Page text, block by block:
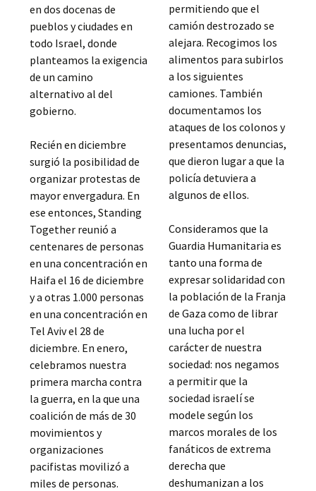
en dos docenas de
pueblos y ciudades en
todo Israel, donde
planteamos la exigencia
de un camino
alternativo al del
gobierno.
Recién en diciembre
surgió la posibilidad de
organizar protestas de
mayor envergadura. En
ese entonces, Standing
Together reunió a
centenares de personas
en una concentración en
Haifa el 16 de diciembre
y a otras 1.000 personas
en una concentración en
Tel Aviv el 28 de
diciembre. En enero,
celebramos nuestra
primera marcha contra
la guerra, en la que una
coalición de más de 30
movimientos y
organizaciones
pacifistas movilizó a
miles de personas.
permitiendo que el
camión destrozado se
alejara. Recogimos los
alimentos para subirlos
a los siguientes
camiones. También
documentamos los
ataques de los colonos y
presentamos denuncias,
que dieron lugar a que la
policía detuviera a
algunos de ellos.
Consideramos que la
Guardia Humanitaria es
tanto una forma de
expresar solidaridad con
la población de la Franja
de Gaza como de librar
una lucha por el
carácter de nuestra
sociedad: nos negamos
a permitir que la
sociedad israelí se
modele según los
marcos morales de los
fanáticos de extrema
derecha que
deshumanizan a los